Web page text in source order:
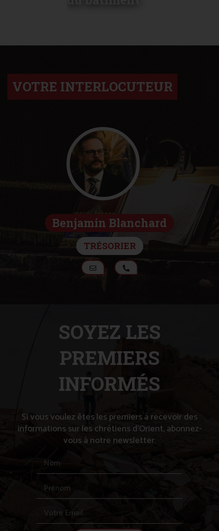
VOTRE INTERLOCUTEUR
Benjamin Blanchard
TRÉSORIER
SOYEZ LES
PREMIERS
INFORMÉS
Si vous voulez êtes les premiers à recevoir des
informations sur les chrétiens d’Orient, abonnez-
vous à notre newsletter.